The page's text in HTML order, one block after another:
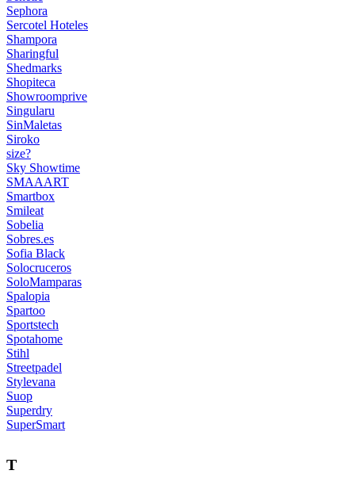
Sephora
Sercotel Hoteles
Shampora
Sharingful
Shedmarks
Shopiteca
Showroomprive
Singularu
SinMaletas
Siroko
size?
Sky Showtime
SMAAART
Smartbox
Smileat
Sobelia
Sobres.es
Sofia Black
Solocruceros
SoloMamparas
Spalopia
Spartoo
Sportstech
Spotahome
Stihl
Streetpadel
Stylevana
Suop
Superdry
SuperSmart
T